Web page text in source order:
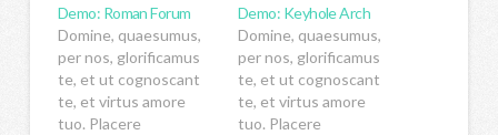
Demo: Roman Forum
Domine, quaesumus,
per nos, glorificamus
te, et ut cognoscant
te, et virtus amore
tuo. Placere
Demo: Keyhole Arch
Domine, quaesumus,
per nos, glorificamus
te, et ut cognoscant
te, et virtus amore
tuo. Placere